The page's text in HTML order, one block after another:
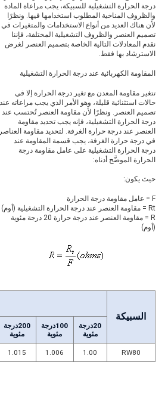
درجة الحرارة التشغيلية للسبيكة، يجب مراعاة المادة
والظروف المناخية المطلوب استخدامها فيها. ونظرًا
لأن هناك العديد من أنواع الاستخدامات والمتغيرات في
تصميم العنصر والظروف التشغيلية المختلفة، فإننا
نقدم المعادلات التالية الخاصة بتصميم العنصر لغرض
الاسترشاد بها فقط.
المقاومة الكهربائية عند درجة الحرارة التشغيلية
تتغير مقاومة المعدن مع تغير درجة الحرارة إلا في
حالات استثنائية قليلة، وهو الأمر الذي يجب مراعاته عند
تصميم العنصر. ونظرًا لأن مقاومة العنصر تُحتسب عند
درجة الحرارة التشغيلية، فإنه يجب تحديد مقاومة
العنصر عند درجة حرارة الغرفة. لتحديد مقاومة العناصر
في درجة حرارة الغرفة، يجب قسمة المقاومة عند
درجة الحرارة التشغيلية على عامل مقاومة درجة
الحرارة الموضَّح أدناه:
حيث يكون:
F = عامل مقاومة درجة الحرارة
Rt = مقاومة العنصر عند درجة الحرارة التشغيلية (أوم)
R = مقاومة العنصر عند درجة حرارة 20 درجة مئوية
(أوم)
السبيكة
20درجة
مئوية
100درجة
مئوية
200درجة
مئوية
RW80
1.00
1.006
1.015